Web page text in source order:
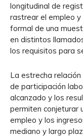
longitudinal de
rastrear el empleo
formal de una
en distintos
los requisitos para
La estrecha
de participación
alcanzado y los
permiten conjeturar
empleo y los
mediano y largo